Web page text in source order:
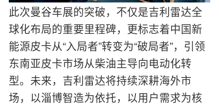
此次曼谷车展的突破，不仅是吉利雷达全
球化布局的重要里程碑，更标志着中国新
能源皮卡从“入局者”转变为“破局者”，引领
东南亚皮卡市场从柴油主导向电动化转
型。未来，吉利雷达将持续深耕海外市
场，以淄博智造为依托，以用户需求为核